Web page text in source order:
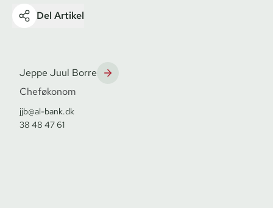
Del Artikel
Jeppe Juul Borre
Cheføkonom
jjb@al-bank.dk
38 48 47 61